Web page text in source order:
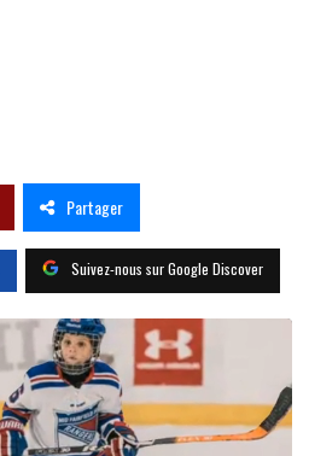
Partager
Suivez-nous sur Google Discover